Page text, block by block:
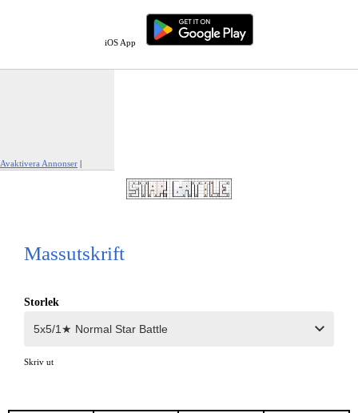
iOS App
Avaktivera Annonser |
Massutskrift
Storlek
Skriv ut